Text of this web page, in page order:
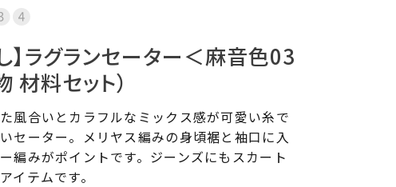
】ラグランセーター＜麻音色03
材料セット）
風合いとカラフルなミックス感が可愛い糸で
セーター。メリヤス編みの身頃裾と袖口に入
編みがポイントです。ジーンズにもスカート
イテムです。